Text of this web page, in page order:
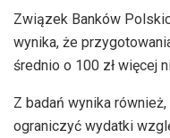
dźwiękowych
Związek Banków
wynika, że
średnio o 100 zł więcej
Z badań wynika
ograniczyć wydatki